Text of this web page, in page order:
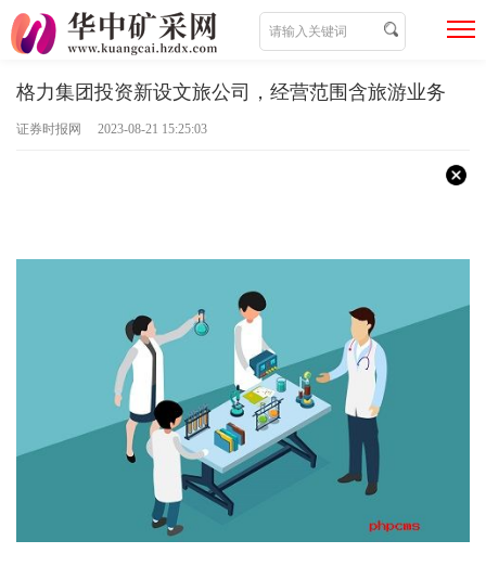
格力集团投资新设文旅公司，经营范围含旅游业务
证券时报网 2023-08-21 15:25:03